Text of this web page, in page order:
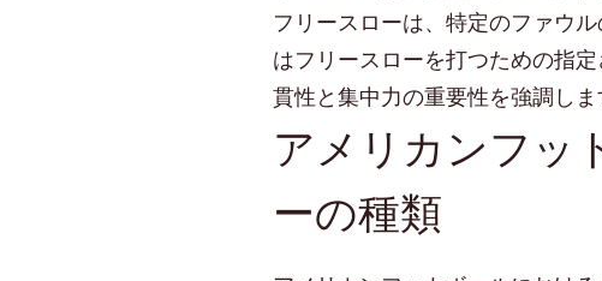
フリースローは、特定のファウ
はフリースローを打つための指
貫性と集中力の重要性を強調しま
アメリカンフッ
ーの種類